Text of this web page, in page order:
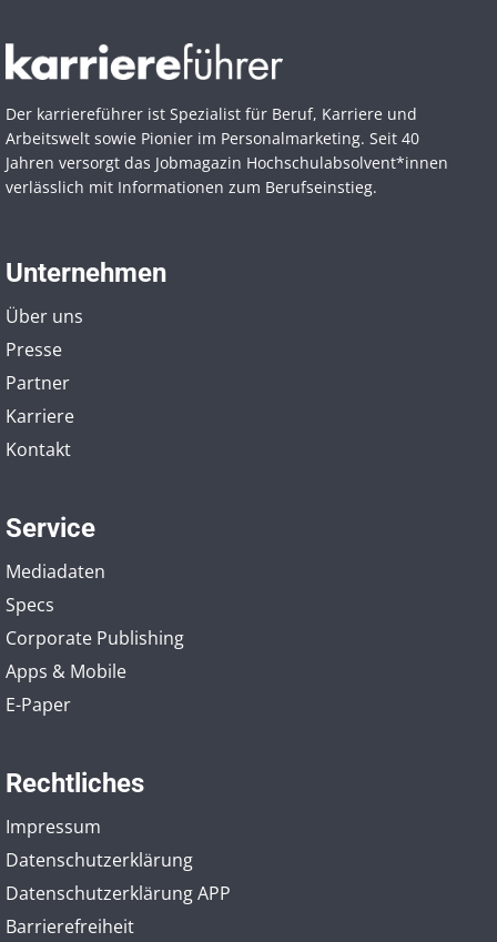
Der karriereführer ist Spezialist für Beruf, Karriere und
Arbeitswelt sowie Pionier im Personal­marketing. Seit 40
Jahren versorgt das Jobmagazin Hochschul­absolvent*innen
verlässlich mit Informationen zum Berufseinstieg.
Unternehmen
Über uns
Presse
Partner
Karriere
Kontakt
Service
Mediadaten
Specs
Corporate Publishing
Apps & Mobile
E-Paper
Rechtliches
Impressum
Datenschutzerklärung
Datenschutzerklärung APP
Barrierefreiheit